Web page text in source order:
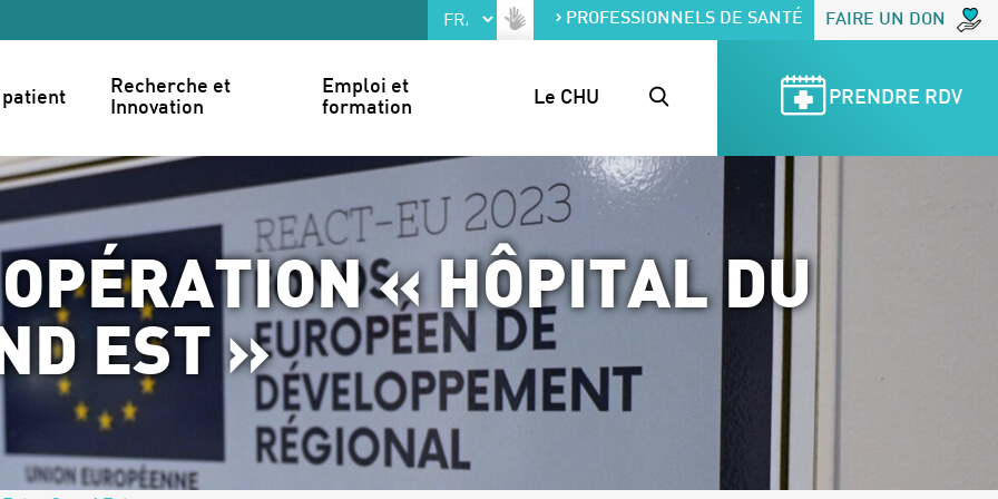
PROFESSIONNELS DE SANTÉ FAIRE UN DON
patient
Recherche et
Innovation
Emploi et
formation
Le CHU PRENDRE RDV
« HÔPITAL DU
EST »